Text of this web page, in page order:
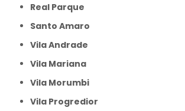
Real Parque
Santo Amaro
Vila Andrade
Vila Mariana
Vila Morumbi
Vila Progredior